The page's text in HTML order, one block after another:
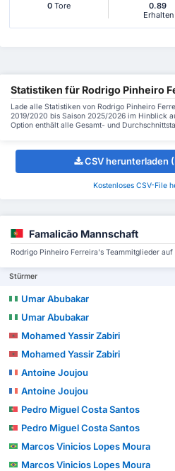
0Tore
0.89
Erhalten
Statistiken für Rodrigo Pinheiro
Lade alle Statistiken von Rodrigo Pinheiro
2019/2020 bis Saison 2025/2026 im Hinblick
Option enthält alle Gesamt- und
CSV herunterladen
Kostenloses CSV-File
Famalicão Mannschaft
Rodrigo Pinheiro Ferreira's Teammitglieder auf
Stürmer
Umar Abubakar
Umar Abubakar
Mohamed Yassir Zabiri
Mohamed Yassir Zabiri
Antoine Joujou
Antoine Joujou
Pedro Miguel Costa Santos
Pedro Miguel Costa Santos
Marcos Vinicios Lopes Moura
Marcos Vinicios Lopes Moura